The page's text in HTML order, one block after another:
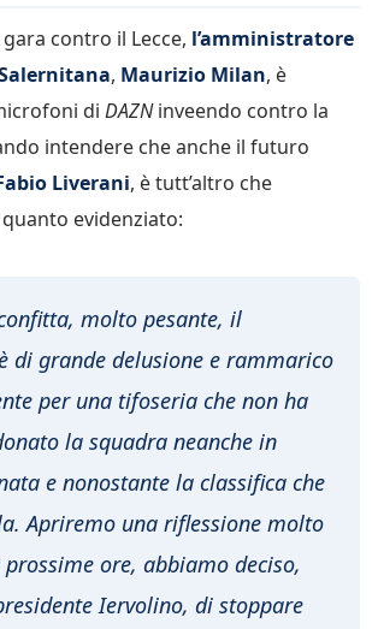
contro il Lecce, l’amministratore
, Maurizio Milan, è
di DAZNinveendo contro la
intendere che anche il futuro
Liverani, è tutt’altro che
evidenziato:
molto pesante, il
di grande delusione e rammarico
per una tifoseria che non ha
la squadra neanche in
e nonostante la classifica che
Apriremo una riflessione molto
prossime ore, abbiamo deciso,
Iervolino, di stoppare